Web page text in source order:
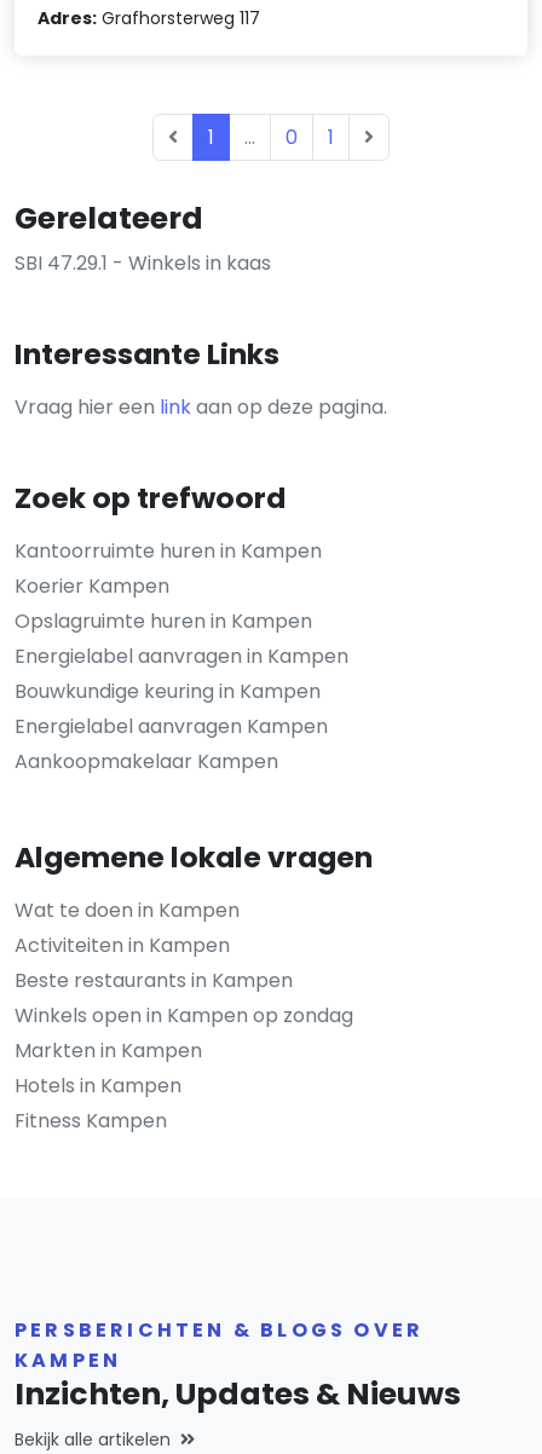
Gerelateerd
SBI 47.29.1 - Winkels in kaas
Interessante Links
Vraag hier een linkaan op deze pagina.
Zoek op trefwoord
Kantoorruimte huren in Kampen
Koerier Kampen
Opslagruimte huren in Kampen
Energielabel aanvragen in Kampen
Bouwkundige keuring in Kampen
Energielabel aanvragen Kampen
Aankoopmakelaar Kampen
Algemene lokale vragen
Wat te doen in Kampen
Activiteiten in Kampen
Beste restaurants in Kampen
Winkels open in Kampen op zondag
Markten in Kampen
Hotels in Kampen
Fitness Kampen
Adres: Grafhorsterweg 117
1 ... 0 1
PERSBERICHTEN & BLOGS OVER
KAMPEN
Inzichten, Updates & Nieuws
Bekijk alle artikelen